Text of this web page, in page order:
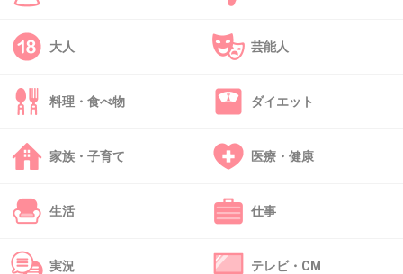
36. 匿名 2013/02/11(月) 12:52:49
なんでもかんでもリメイクするなｗｗｗ
リメイクでよかったのは白い巨塔だけ！！
大人 芸能人
料理・食べ物 ダイエット
家族・子育て 医療・健康
生活 仕事
実況 テレビ・CM